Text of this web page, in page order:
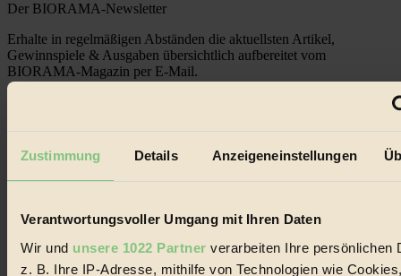
Zustimmung Details Anzeigeneinstellungen
Verantwortungsvoller Umgang mit Ihren Daten
Wir und unsere 1022 Partner verarbeiten Ihre persönlichen
z. B. Ihre IP-Adresse, mithilfe von Technologien wie
Der BIORAMA-Newsletter
Erhalte in regelmäßigen Abständen die aktuellsten Artikel,
Gewinnspiele & Ausgaben übersichtlich aufbereitet vom
BIORAMA-Magazin per E-Mail.
© 2026 Biorama GmbH